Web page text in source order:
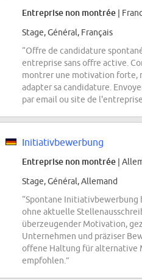
Entreprise non montrée |
Stage, Général, Français
“Offre de candidature
entreprise sans offre active.
montrer une motivation forte,
adapter sa candidature.
par email ou site de
Initiativbewerbung
Entreprise non montrée |
Stage, Général, Allemand
“Spontane Initiativbewerbung
ohne aktuelle
überzeugender Motivation,
Unternehmen und präziser
offene Haltung für alternative
empfohlen.”